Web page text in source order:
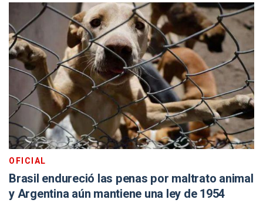
OFICIAL
Brasil endureció las penas por maltrato animal
y Argentina aún mantiene una ley de 1954